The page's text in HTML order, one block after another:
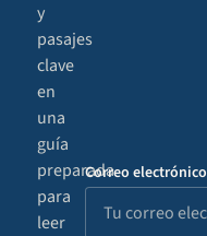
y
pasajes
clave
en
una
guía
preparada
para
leer
Correo electrónico